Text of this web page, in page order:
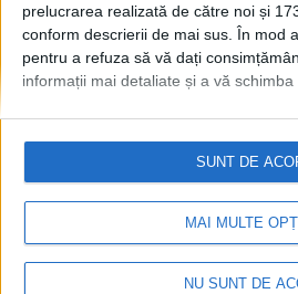
prelucrarea realizată de către noi și
conform descrierii de mai sus. În mod
pentru a refuza să vă dați
informații mai detaliate și a vă
retrageți consimțământul în orice
și făcând clic pe butonul
paginii web.
MAI MULTE
NU SUNT DE
SUNT DE